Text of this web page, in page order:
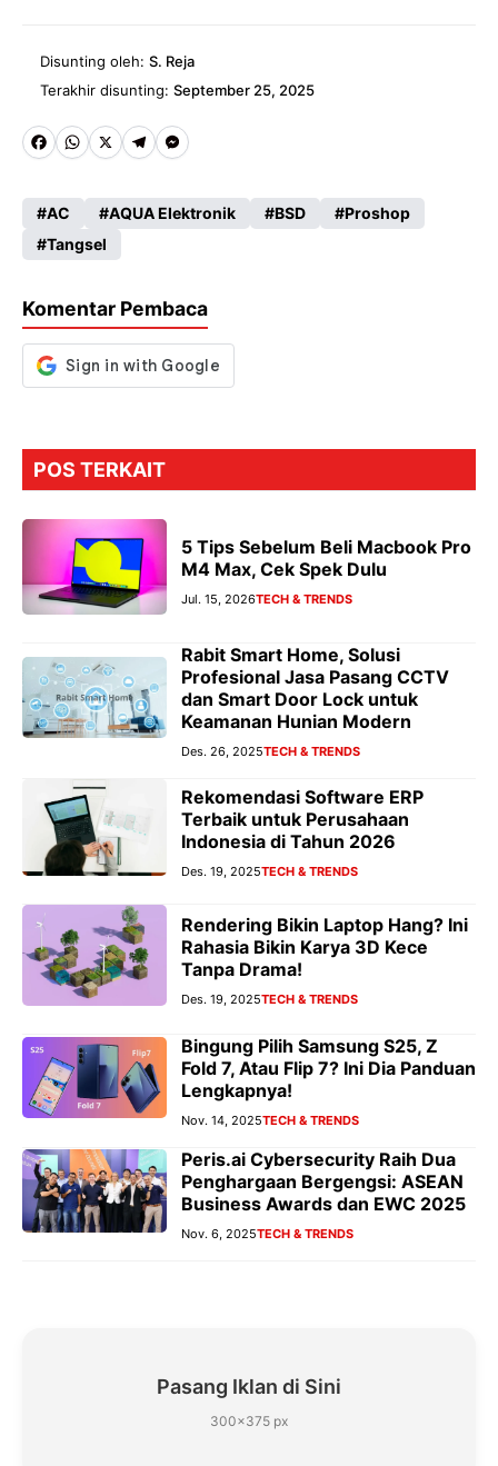
Disunting oleh: S. Reja
Terakhir disunting: September 25, 2025
Fa
b
o
k
W
ts
A
p
X
Te
gr
M
se
er
AC AQUA Elektronik BSD
Proshop
Tangsel
Komentar Pembaca
POS TERKAIT
5 Tips Sebelum Beli Macbook Pro
M4 Max, Cek Spek Dulu
Jul. 15, 2026TECH & TRENDS
Rabit Smart Home, Solusi
Profesional Jasa Pasang CCTV
dan Smart Door Lock untuk
Keamanan Hunian Modern
Des. 26, 2025TECH & TRENDS
Rekomendasi Software ERP
Terbaik untuk Perusahaan
Indonesia di Tahun 2026
Des. 19, 2025TECH & TRENDS
Rendering Bikin Laptop Hang? Ini
Rahasia Bikin Karya 3D Kece
Tanpa Drama!
Des. 19, 2025TECH & TRENDS
Bingung Pilih Samsung S25, Z
Fold 7, Atau Flip 7? Ini Dia Panduan
Lengkapnya!
Nov. 14, 2025TECH & TRENDS
Peris.ai Cybersecurity Raih Dua
Penghargaan Bergengsi: ASEAN
Business Awards dan EWC 2025
Nov. 6, 2025TECH & TRENDS
Pasang Iklan di Sini
300×375 px